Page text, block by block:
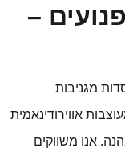
–
מגניבות
אווירודינאמית
אנו משווקים